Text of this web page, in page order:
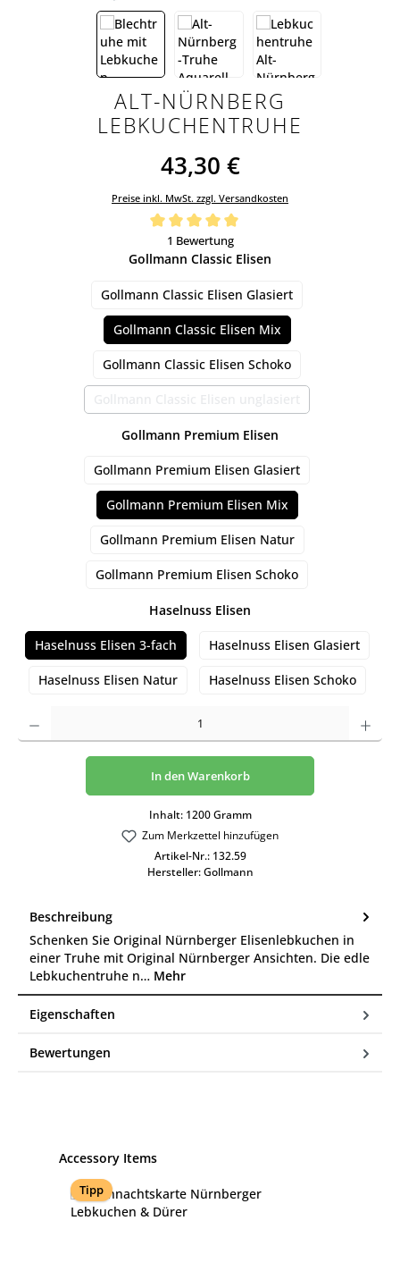
ALT-NÜRNBERG
LEBKUCHENTRUHE
43,30 €
Inhalt: 1200 Gramm
Preise inkl. MwSt. zzgl. Versandkosten
Durchschnittliche Bewertung von 5 von 5 Sternen
1 Bewertung
Gollmann Classic Elisen
Gollmann Classic Elisen Glasiert
Gollmann Classic Elisen Mix
Gollmann Classic Elisen Schoko
Gollmann Classic Elisen unglasiert
(Diese Option ist zurzeit nicht
Gollmann Premium Elisen
Gollmann Premium Elisen Glasiert
Gollmann Premium Elisen Mix
Gollmann Premium Elisen Natur
Gollmann Premium Elisen Schoko
Haselnuss Elisen
Haselnuss Elisen 3-fach Haselnuss Elisen Glasiert
Haselnuss Elisen Natur Haselnuss Elisen Schoko
In den Warenkorb
Zum Merkzettel hinzufügen
Artikel-Nr.: 132.59
Hersteller:Gollmann
Beschreibung
Schenken Sie Original Nürnberger Elisenlebkuchen in
einer Truhe mit Original Nürnberger Ansichten. Die edle
Lebkuchentruhe n… Mehr
Eigenschaften
Bewertungen
Produktgalerie überspringen
Accessory Items
Tipp